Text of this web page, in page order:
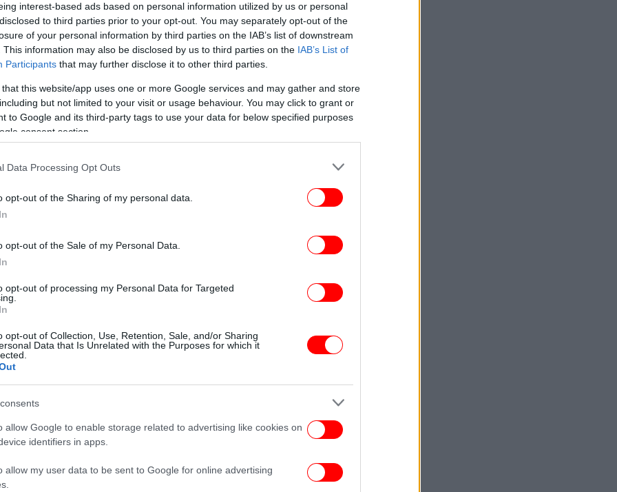
interest-based ads based on personal information utilized by us or personal
to third parties prior to your opt-out. You may separately opt-out of the
of your personal information by third parties on the IAB’s list of downstream
This information may also be disclosed by us to third parties on the IAB’s List of
Participants that may further disclose it to other third parties.
that this website/app uses one or more Google services and may gather and store
but not limited to your visit or usage behaviour. You may click to grant or
to Google and its third-party tags to use your data for below specified purposes
consent section.
Data Processing Opt Outs
opt-out of the Sharing of my personal data.
opt-out of the Sale of my Personal Data.
opt-out of processing my Personal Data for Targeted
opt-out of Collection, Use, Retention, Sale, and/or Sharing
Data that Is Unrelated with the Purposes for which it
allow Google to enable storage related to advertising like cookies on
identifiers in apps.
allow my user data to be sent to Google for online advertising
απαραίτητο μέτρο
ΠΟΛΙΤΙΚΗ 29/07/2026 07:15
Πλεύρης στο iefimerida: Δεν θα
δώσουμε λογαριασμό σε κανέναν,
ειδικά στις ΜΚΟ, για το πώς θα
φυλάμε τα σύνορά μας
παγιωθεί μια νέα μεταναστευτική
ΠΟΛΙΤΙΚΗ 15/07/2026 16:49
15/07/2026 16:47
Κλείνει τελη Σεπτεμβρίου η δομή